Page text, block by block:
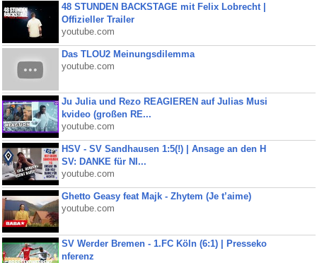
48 STUNDEN BACKSTAGE mit Felix Lobrecht |
Offizieller Trailer
youtube.com
Das TLOU2 Meinungsdilemma
youtube.com
Ju Julia und Rezo REAGIEREN auf Julias Musi
kvideo (großen RE...
youtube.com
HSV - SV Sandhausen 1:5(!) | Ansage an den H
SV: DANKE für NI...
youtube.com
Ghetto Geasy feat Majk - Zhytem (Je t’aime)
youtube.com
SV Werder Bremen - 1.FC Köln (6:1) | Presseko
nferenz